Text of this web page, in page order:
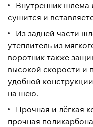
Внутренник шлема
сушится и
Из задней части
утеплитель из
воротник также
высокой скорости и
удобной
на шею.
Прочная и лёгкая
прочная